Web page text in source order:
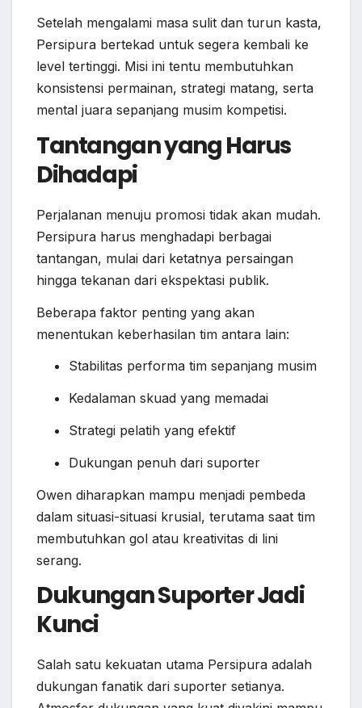
Setelah mengalami masa sulit dan turun kasta,
Persipura bertekad untuk segera kembali ke
level tertinggi. Misi ini tentu membutuhkan
konsistensi permainan, strategi matang, serta
mental juara sepanjang musim kompetisi.
Tantangan yang Harus
Dihadapi
Perjalanan menuju promosi tidak akan mudah.
Persipura harus menghadapi berbagai
tantangan, mulai dari ketatnya persaingan
hingga tekanan dari ekspektasi publik.
Beberapa faktor penting yang akan
menentukan keberhasilan tim antara lain:
Stabilitas performa tim sepanjang musim
Kedalaman skuad yang memadai
Strategi pelatih yang efektif
Dukungan penuh dari suporter
Owen diharapkan mampu menjadi pembeda
dalam situasi-situasi krusial, terutama saat tim
membutuhkan gol atau kreativitas di lini
serang.
Dukungan Suporter Jadi
Kunci
Salah satu kekuatan utama Persipura adalah
dukungan fanatik dari suporter setianya.